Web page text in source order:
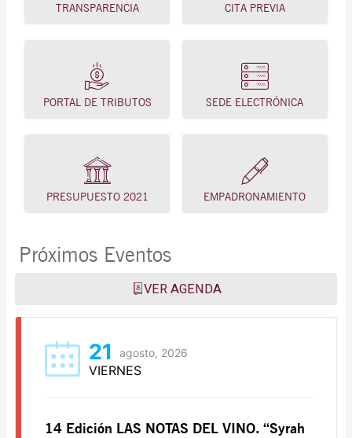
TRANSPARENCIA CITA PREVIA
PORTAL DE TRIBUTOS SEDE ELECTRÓNICA
PRESUPUESTO 2021 EMPADRONAMIENTO
Próximos Eventos
VER AGENDA
21 agosto, 2026
VIERNES
14 Edición LAS NOTAS DEL VINO. “Syrah